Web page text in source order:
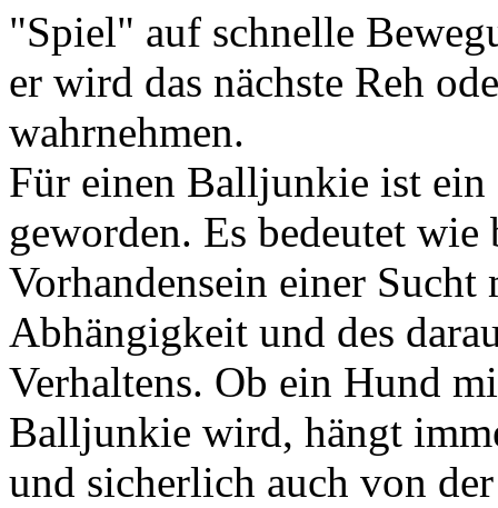
"Spiel" auf schnelle
er wird das nächste Reh
wahrnehmen.
Für einen Balljunkie ist
geworden. Es bedeutet wie
Vorhandensein einer
Abhängigkeit und des
Verhaltens. Ob ein Hund
Balljunkie wird, hängt
und sicherlich auch von